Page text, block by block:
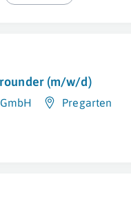
(m/w/d)
Pregarten